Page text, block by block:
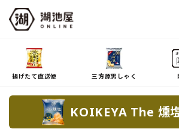
揚げたて直送便 三方原男しゃく
KOIKEYA The 燻